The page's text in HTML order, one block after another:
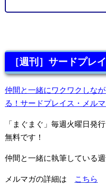
［週刊］サードプレ
仲間と一緒にワクワクしな
る！サードプレイス・メル
「まぐまぐ」毎週火曜日
無料です！
仲間と一緒に執筆している週
メルマガの詳細は こちら